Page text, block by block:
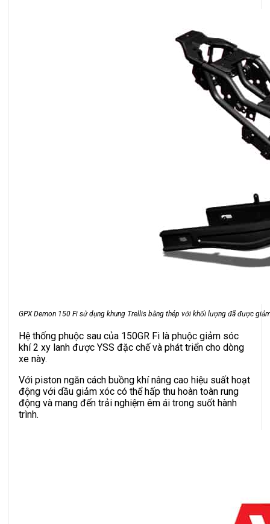
GPX Demon 150 Fi sử dụng khung Trellis bằng thép với khối lượng đã được
Hệ thống phuộc sau của 150GR Fi là phuộc giảm sóc
khí 2 xy lanh được YSS đặc chế và phát triển cho dòng
xe này.
Với piston ngăn cách buồng khí nâng cao hiệu suất hoạt
động với dầu giảm xóc có thể hấp thu hoàn toàn rung
động và mang đến trải nghiệm êm ái trong suốt hành
trình.